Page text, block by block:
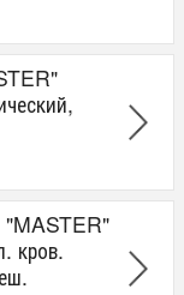
"MASTER"
кров.